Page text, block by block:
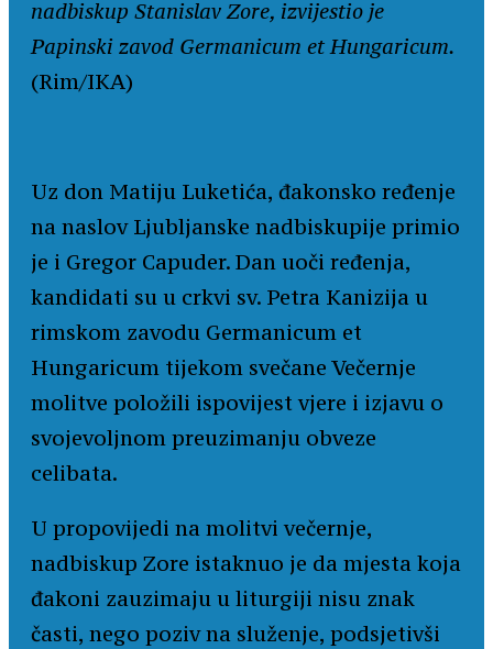
nadbiskup Stanislav Zore, izvijestio je
Papinski zavod Germanicum et Hungaricum.
(Rim/IKA)
Uz don Matiju Luketića, đakonsko ređenje
na naslov Ljubljanske nadbiskupije primio
je i Gregor Capuder. Dan uoči ređenja,
kandidati su u crkvi sv. Petra Kanizija u
rimskom zavodu Germanicum et
Hungaricum tijekom svečane Večernje
molitve položili ispovijest vjere i izjavu o
svojevoljnom preuzimanju obveze
celibata.
U propovijedi na molitvi večernje,
nadbiskup Zore istaknuo je da mjesta koja
đakoni zauzimaju u liturgiji nisu znak
časti, nego poziv na služenje, podsjetivši